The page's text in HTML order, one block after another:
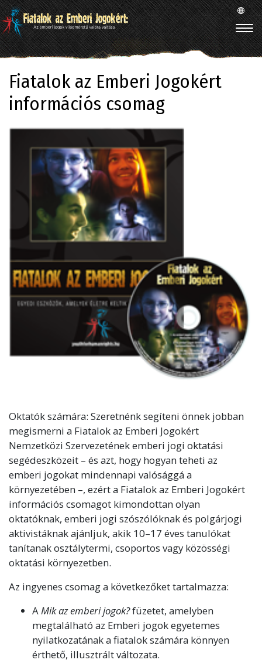
Fiatalok az Emberi Jogokért
információs csomag
Oktatók számára: Szeretnénk segíteni önnek jobban
megismerni a Fiatalok az Emberi Jogokért
Nemzetközi Szervezetének emberi jogi oktatási
segédeszközeit – és azt, hogy hogyan teheti az
emberi jogokat mindennapi valósággá a
környezetében –, ezért a Fiatalok az Emberi Jogokért
információs csomagot kimondottan olyan
oktatóknak, emberi jogi szószólóknak és polgárjogi
aktivistáknak ajánljuk, akik 10–17 éves tanulókat
tanítanak osztálytermi, csoportos vagy közösségi
oktatási környezetben.
Az ingyenes csomag a következőket tartalmazza:
AMik az emberi jogok?füzetet, amelyben
megtalálható az Emberi jogok egyetemes
nyilatkozatának a fiatalok számára könnyen
érthető, illusztrált változata.